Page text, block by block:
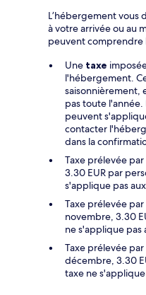
L’hébergement vous
à votre arrivée ou au
peuvent comprendre
Une taxe
l'hébergement.
saisonnièrement,
pas toute
peuvent
contacter
dans la
Taxe prélevée par
3.30 EUR par
s'applique pas
Taxe prélevée
novembre, 3.30
ne s'applique pas
Taxe prélevée par
décembre, 3.30
taxe ne